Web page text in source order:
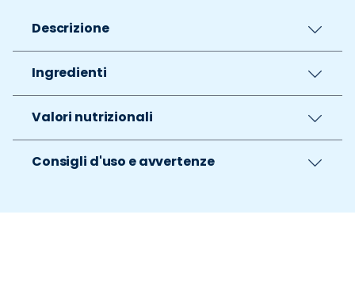
Descrizione
Ingredienti
Valori nutrizionali
Consigli d'uso e avvertenze